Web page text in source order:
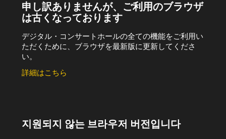
申し訳ありませんが、ご利用のブラウザ
は古くなっております
デジタル・コンサートホールの全ての機能をご利用い
ただくために、ブラウザを最新版に更新してくださ
い。
詳細はこちら
지원되지 않는 브라우저 버전입니다